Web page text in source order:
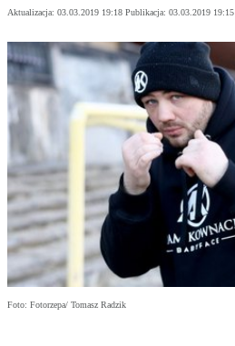
Aktualizacja: 03.03.2019 19:18 Publikacja: 03.03.2019 19:15
Foto: Fotorzepa/ Tomasz Radzik